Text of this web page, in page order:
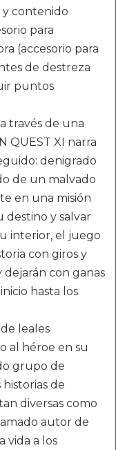
y contenido
para
(accesorio para
de destreza
puntos
través de una
QUEST XI narra
denigrado
de un malvado
en una misión
destino y salvar
interior, el juego
con giros y
dejarán con ganas
hasta los
leales
al héroe en su
grupo de
de
diversas como
autor de
vida a los